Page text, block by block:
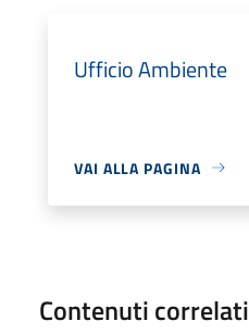
Ufficio Ambiente
VAI ALLA PAGINA
Contenuti correlati